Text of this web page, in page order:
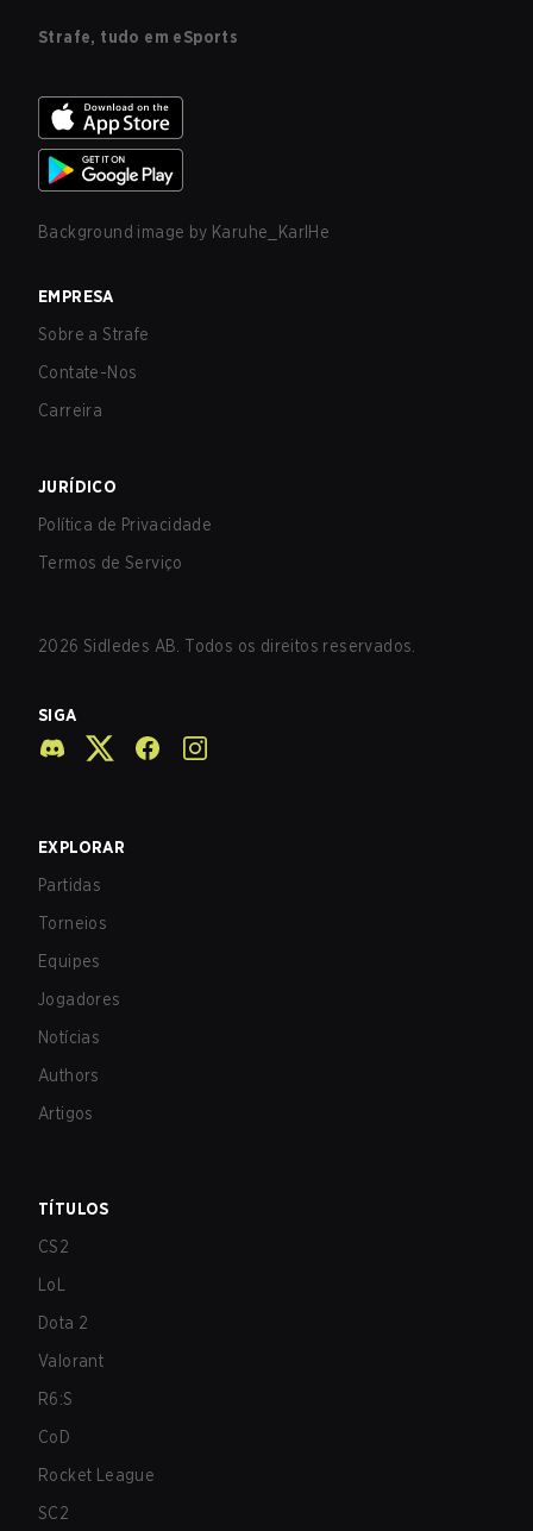
Strafe, tudo em eSports
Background image by Karuhe_KarlHe
EMPRESA
Sobre a Strafe
Contate-Nos
Carreira
JURÍDICO
Política de Privacidade
Termos de Serviço
2026 Sidledes AB. Todos os direitos reservados.
SIGA
EXPLORAR
Partidas
Torneios
Equipes
Jogadores
Notícias
Authors
Artigos
TÍTULOS
CS2
LoL
Dota 2
Valorant
R6:S
CoD
Rocket League
SC2